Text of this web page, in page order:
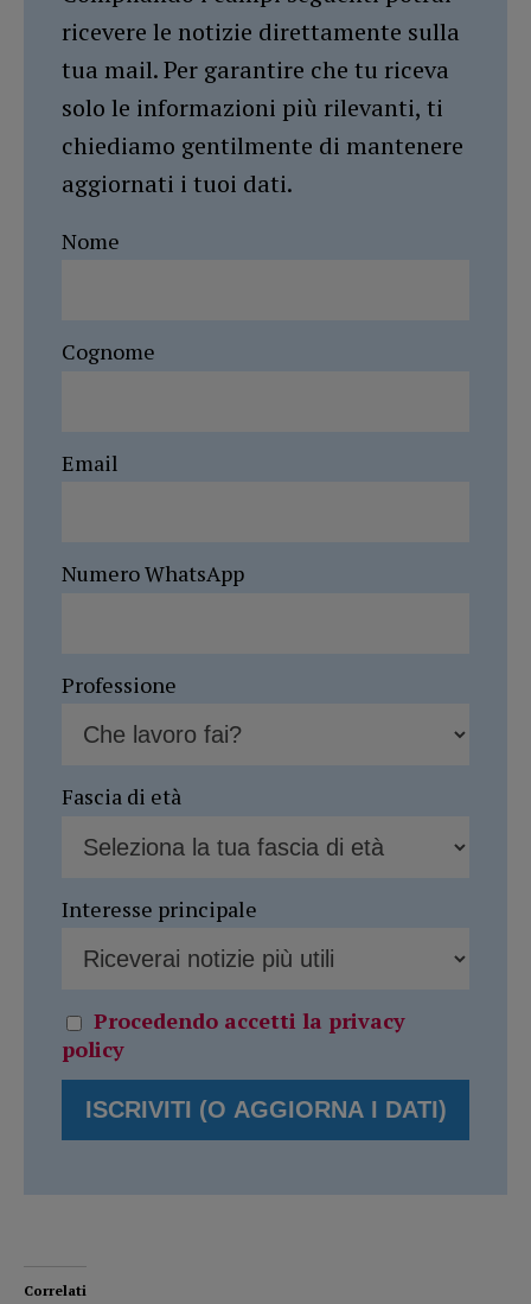
ricevere le notizie direttamente sulla
tua mail. Per garantire che tu riceva
solo le informazioni più rilevanti, ti
chiediamo gentilmente di mantenere
aggiornati i tuoi dati.
Nome
Cognome
Email
Numero WhatsApp
Professione
Fascia di età
Interesse principale
Procedendo accetti la privacy
policy
Correlati